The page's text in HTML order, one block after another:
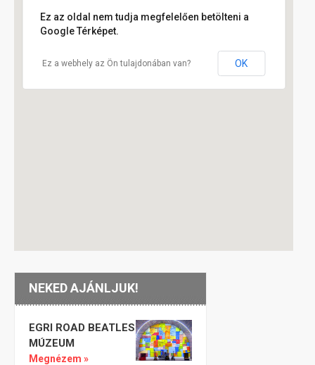
Ez az oldal nem tudja megfelelően betölteni a
Google Térképet.
Ez a webhely az Ön tulajdonában van? OK
NEKED AJÁNLJUK!
EGRI ROAD BEATLES
MÚZEUM
Megnézem »